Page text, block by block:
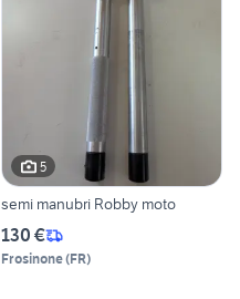
5
semi manubri Robby moto
130 €
Frosinone(FR)